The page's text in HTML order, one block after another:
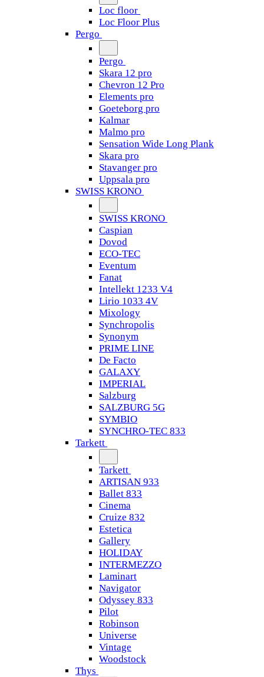
Loc floor
Loc Floor Plus
Pergo
Pergo
Skara 12 pro
Chevron 12 Pro
Elements pro
Goeteborg pro
Kalmar
Malmo pro
Sensation Wide Long Plank
Skara pro
Stavanger pro
Uppsala pro
SWISS KRONO
SWISS KRONO
Caspian
Dovod
ECO-TEC
Eventum
Fanat
Intellekt 1233 V4
Lirio 1033 4V
Mixology
Synchropolis
Synonym
PRIME LINE
De Facto
GALAXY
IMPERIAL
Salzburg
SALZBURG 5G
SYMBIO
SYNCHRO-TEC 833
Tarkett
Tarkett
ARTISAN 933
Ballet 833
Cinema
Cruize 832
Estetica
Gallery
HOLIDAY
INTERMEZZO
Laminart
Navigator
Odyssey 833
Pilot
Robinson
Universe
Vintage
Woodstock
Thys